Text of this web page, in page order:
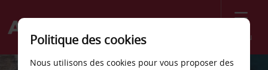
Menu
Politique des cookies
Nous utilisons des cookies pour vous proposer des